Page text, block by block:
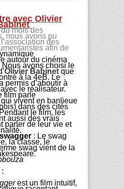
avec Olivier
mois des
nous avons pu
des
afin de
autour du cinéma
Nous avons choisi le
Olivier Babinet que
à la 4eB. Le
permis d’aboutir à
le réalisateur.
film parle
qui vivent en banlieue
dans des cités
le film, les
aussi des vrais
parler de leur vie et
: Le swag
la classe, le
swag vient de la
:
est un film intuitif,